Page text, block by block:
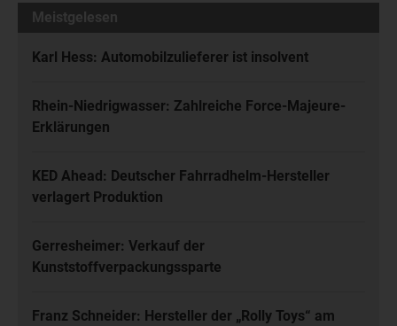
Meistgelesen
Karl Hess: Automobilzulieferer ist insolvent
Rhein-Niedrigwasser: Zahlreiche Force-Majeure-
Erklärungen
KED Ahead: Deutscher Fahrradhelm-Hersteller
verlagert Produktion
Gerresheimer: Verkauf der
Kunststoffverpackungssparte
Franz Schneider: Hersteller der „Rolly Toys“ am